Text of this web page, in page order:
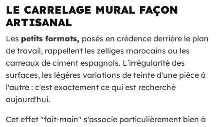
LE CARRELAGE MURAL FAÇON
ARTISANAL
Les petits formats, posés en crédence derrière le plan
de travail, rappellent les zelliges marocains ou les
carreaux de ciment espagnols. L'irrégularité des
surfaces, les légères variations de teinte d'une pièce à
l'autre : c'est exactement ce qui est recherché
aujourd'hui.
Cet effet "fait-main" s'associe particulièrement bien à